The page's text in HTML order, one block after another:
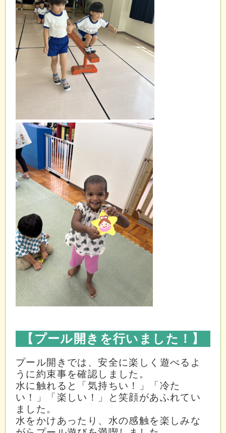
【プール開きを行いました！ 】
プール開きでは、安全に楽しく遊べるよ
うに約束事を確認しました。
水に触れると「気持ちい！」「冷た
い！」「楽しい！」と笑顔があふれてい
ました。
水をかけあったり、水の感触を楽しみな